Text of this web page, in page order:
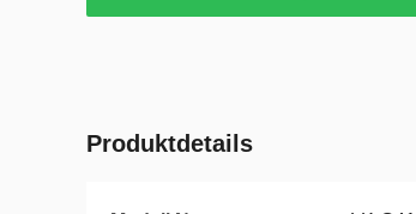
Produktdetails